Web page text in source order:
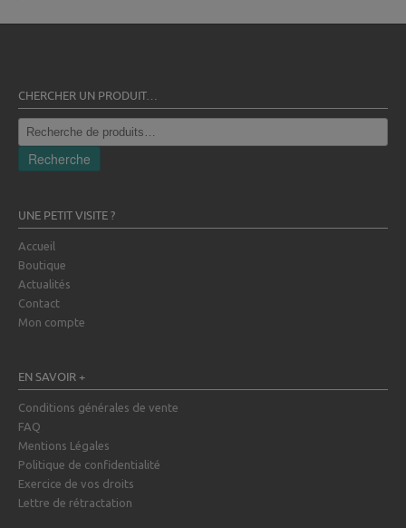
CHERCHER UN PRODUIT…
Recherche
pour :
Recherche
UNE PETIT VISITE ?
Accueil
Boutique
Actualités
Contact
Mon compte
EN SAVOIR +
Conditions générales de vente
FAQ
Mentions Légales
Politique de confidentialité
Exercice de vos droits
Lettre de rétractation